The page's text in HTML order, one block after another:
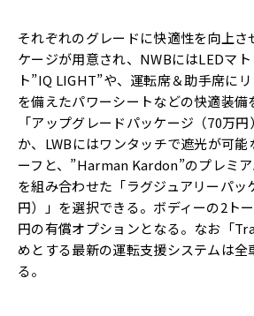
それぞれのグレードに快適性を向上さ
ケージが用意され、NWBにはLEDマ
ト”IQ LIGHT”や、運転席＆助手席に
を備えたパワーシートなどの快適装備
「アップグレードパッケージ（70万
か、LWBにはワンタッチで遮光が可
ーフと、”Harman Kardon”のプレミ
を組み合わせた「ラグジュアリーパッ
円）」を選択できる。ボディーの2ト
円の有償オプションとなる。なお「
めとする最新の運転支援システムは
る。